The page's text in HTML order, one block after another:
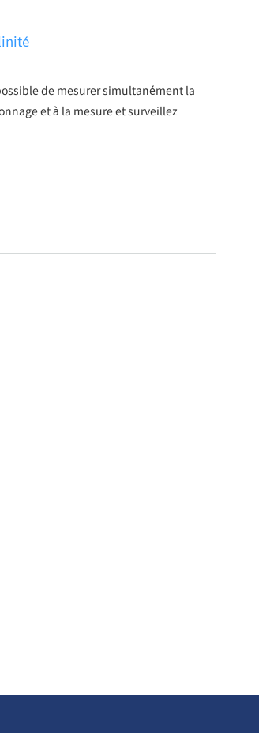
de mesurer simultanément la
et à la mesure et surveillez